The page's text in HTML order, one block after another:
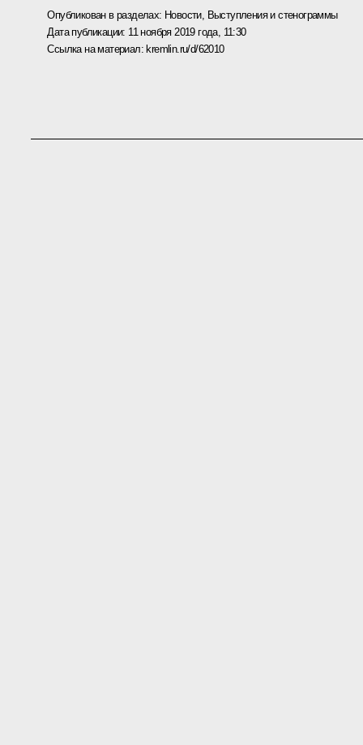
Опубликован в разделах: Новости, Выступления и стенограммы
Дата публикации: 11 ноября 2019 года, 11:30
Ссылка на материал: kremlin.ru/d/62010